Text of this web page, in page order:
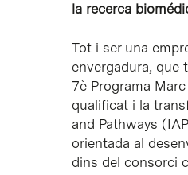
la recerca
Tot i ser una
envergadura, que
7è Programa
qualificat i la
and Pathways
orientada al
dins del consorci